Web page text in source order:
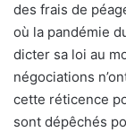
des frais de
où la pandémie
dicter sa loi au
négociations
cette réticence
sont dépêchés